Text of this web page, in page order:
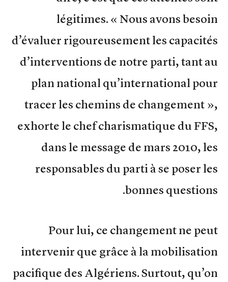
légitimes. « Nous avons besoin
d’évaluer rigoureusement les capacités
d’interventions de notre parti, tant au
plan national qu’international pour
tracer les chemins de changement »,
exhorte le chef charismatique du FFS,
dans le message de mars 2010, les
responsables du parti à se poser les
bonnes questions.
Pour lui, ce changement ne peut
intervenir que grâce à la mobilisation
pacifique des Algériens. Surtout, qu’on